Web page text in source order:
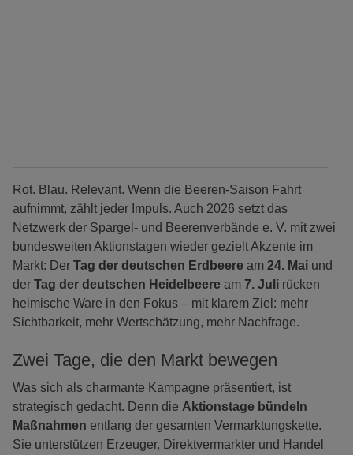
Rot. Blau. Relevant. Wenn die Beeren-Saison Fahrt
aufnimmt, zählt jeder Impuls. Auch 2026 setzt das
Netzwerk der Spargel- und Beerenverbände e. V. mit zwei
bundesweiten Aktionstagen wieder gezielt Akzente im
Markt: Der Tag der deutschen Erdbeere am 24. Mai und
der Tag der deutschen Heidelbeere am 7. Juli rücken
heimische Ware in den Fokus – mit klarem Ziel: mehr
Sichtbarkeit, mehr Wertschätzung, mehr Nachfrage.
Zwei Tage, die den Markt bewegen
Was sich als charmante Kampagne präsentiert, ist
strategisch gedacht. Denn die Aktionstage bündeln
Maßnahmen entlang der gesamten Vermarktungskette.
Sie unterstützen Erzeuger, Direktvermarkter und Handel